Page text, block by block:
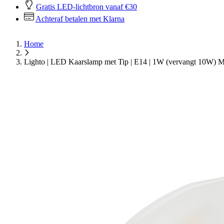
Gratis LED-lichtbron vanaf €30
Achteraf betalen met Klarna
Home
Lighto | LED Kaarslamp met Tip | E14 | 1W (vervangt 10W)